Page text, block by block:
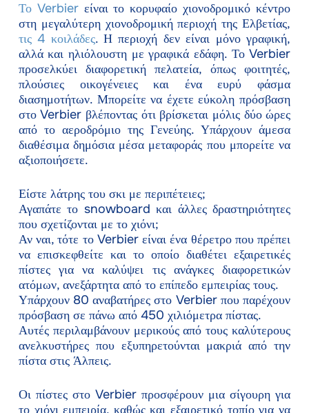
Το Verbierείναι το κορυφαίο χιονοδρομικό κέντρο
στη μεγαλύτερη χιονοδρομική περιοχή της Ελβετίας,
τις 4 κοιλάδες. Η περιοχή δεν είναι μόνο γραφική,
αλλά και ηλιόλουστη με γραφικά εδάφη. Το Verbier
προσελκύει διαφορετική πελατεία, όπως φοιτητές,
πλούσιες οικογένειες και ένα ευρύ φάσμα
διασημοτήτων. Μπορείτε να έχετε εύκολη πρόσβαση
στο Verbier βλέποντας ότι βρίσκεται μόλις δύο ώρες
από το αεροδρόμιο της Γενεύης. Υπάρχουν άμεσα
διαθέσιμα δημόσια μέσα μεταφοράς που μπορείτε να
αξιοποιήσετε.
Είστε λάτρης του σκι με περιπέτειες;
Αγαπάτε το snowboard και άλλες δραστηριότητες
που σχετίζονται με το χιόνι;
Αν ναι, τότε το Verbier είναι ένα θέρετρο που πρέπει
να επισκεφθείτε και το οποίο διαθέτει εξαιρετικές
πίστες για να καλύψει τις ανάγκες διαφορετικών
ατόμων, ανεξάρτητα από το επίπεδο εμπειρίας τους.
Υπάρχουν 80 αναβατήρες στο Verbier που παρέχουν
πρόσβαση σε πάνω από 450 χιλιόμετρα πίστας.
Αυτές περιλαμβάνουν μερικούς από τους καλύτερους
ανελκυστήρες που εξυπηρετούνται μακριά από την
πίστα στις Άλπεις.
Οι πίστες στο Verbier προσφέρουν μια σίγουρη για
το χιόνι εμπειρία, καθώς και εξαιρετικό τοπίο για να